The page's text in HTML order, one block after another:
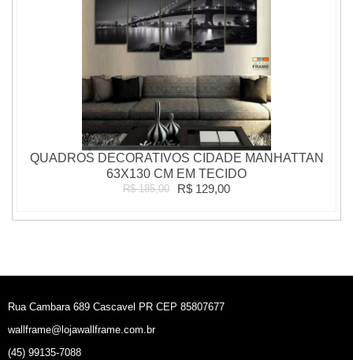
QUADROS DECORATIVOS CIDADE MANHATTAN
63X130 CM EM TECIDO
R$ 185,00 R$ 129,00
Rua Cambara 689 Cascavel PR CEP 85807677
wallframe@lojawallframe.com.br
(45) 99135-7088